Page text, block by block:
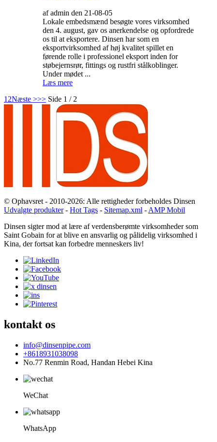
af admin den 21-08-05
Lokale embedsmænd besøgte vores virksomhed
den 4. august, gav os anerkendelse og opfordrede
os til at eksportere. Dinsen har som en
eksportvirksomhed af høj kvalitet spillet en
førende rolle i professionel eksport inden for
støbejernsrør, fittings og rustfri stålkoblinger.
Under mødet ...
Læs mere
1 2Næste >>> Side 1 / 2
© Ophavsret - 2010-2026: Alle rettigheder forbeholdes Dinsen
Udvalgte produkter- Hot Tags - Sitemap.xml - AMP Mobil
Dinsen sigter mod at lære af verdensberømte virksomheder som
Saint Gobain for at blive en ansvarlig og pålidelig virksomhed i
Kina, der fortsat kan forbedre menneskers liv!
kontakt os
info@dinsenpipe.com
+8618931038098
No.77 Renmin Road, Handan Hebei Kina
WeChat
WhatsApp